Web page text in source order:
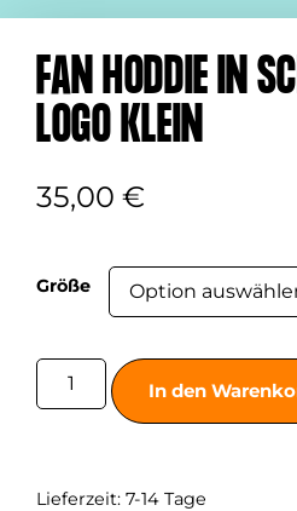
FAN HODDIE IN
LOGO KLEIN
35,00 €
Größe
In den
Lieferzeit: 7-14 Tage